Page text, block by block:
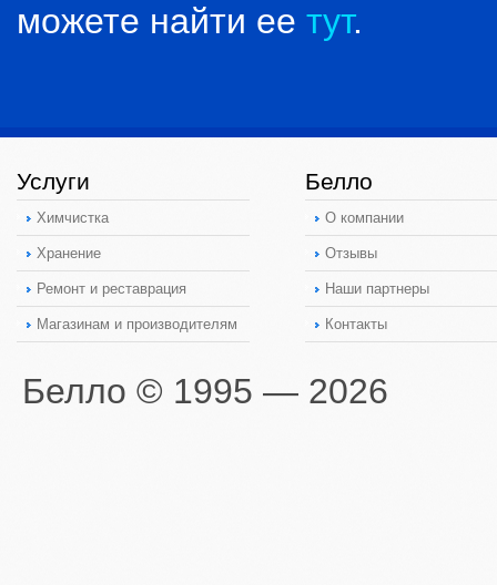
можете найти ее тут.
Услуги
Химчистка
Хранение
Ремонт и реставрация
Магазинам и производителям
Белло
О компании
Отзывы
Наши партнеры
Контакты
Белло © 1995 — 2026